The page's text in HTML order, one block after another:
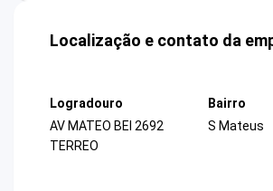
Localização e contato da
Logradouro
AV MATEO BEI 2692
TERREO
Bairro
S Mateus